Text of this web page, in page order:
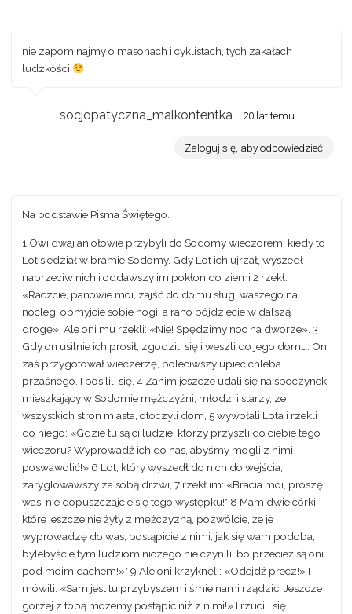
nie zapominajmy o masonach i cyklistach, tych zakałach
ludzkości
socjopatyczna_malkontentka 20 lat temu
Zaloguj się, aby odpowiedzieć
Na podstawie Pisma Świętego.
1 Owi dwaj aniołowie przybyli do Sodomy wieczorem, kiedy to
Lot siedział w bramie Sodomy. Gdy Lot ich ujrzał, wyszedł
naprzeciw nich i oddawszy im pokłon do ziemi 2 rzekł:
«Raczcie, panowie moi, zajść do domu sługi waszego na
nocleg; obmyjcie sobie nogi. a rano pójdziecie w dalszą
drogę». Ale oni mu rzekli: «Nie! Spędzimy noc na dworze». 3
Gdy on usilnie ich prosił, zgodzili się i weszli do jego domu. On
zaś przygotował wieczerzę, poleciwszy upiec chleba
przaśnego. I posilili się. 4 Zanim jeszcze udali się na spoczynek,
mieszkający w Sodomie mężczyźni, młodzi i starzy, ze
wszystkich stron miasta, otoczyli dom, 5 wywołali Lota i rzekli
do niego: «Gdzie tu są ci ludzie, którzy przyszli do ciebie tego
wieczoru? Wyprowadź ich do nas, abyśmy mogli z nimi
poswawolić!» 6 Lot, który wyszedł do nich do wejścia,
zaryglowawszy za sobą drzwi, 7 rzekł im: «Bracia moi, proszę
was, nie dopuszczajcie się tego występku!* 8 Mam dwie córki,
które jeszcze nie żyły z mężczyzną, pozwólcie, że je
wyprowadzę do was; postąpicie z nimi, jak się wam podoba,
bylebyście tym ludziom niczego nie czynili, bo przecież są oni
pod moim dachem!»* 9 Ale oni krzyknęli: «Odejdź precz!» I
mówili: «Sam jest tu przybyszem i śmie nami rządzić! Jeszcze
gorzej z tobą możemy postąpić niż z nimi!» I rzucili się